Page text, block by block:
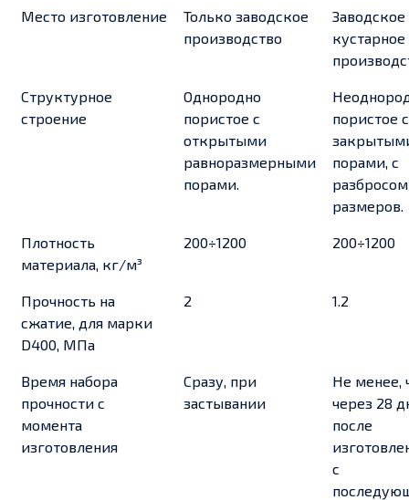
Место изготовление
Только заводское
производство
кустарное
Структурное
строение
Однородно
пористое с
открытыми
равноразмерными
порами.
пористое с
порами, с
размеров.
Плотность
материала, кг/м³
200÷1200 200÷1200
Прочность на
сжатие, для марки
D400, МПа
2 1.2
Время набора
прочности с
момента
изготовления
Сразу, при
застывании
Не менее,
через 28
после
с